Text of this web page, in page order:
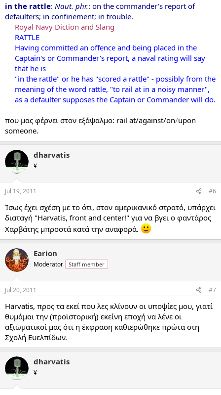
in the rattle: Naut. phr.: on the commander's report of
defaulters; in confinement; in trouble.
Royal Navy Diction and Slang
RATTLE
Having committed an offence and being placed in the
Captain's or Commander's report, a naval rating will say
that he is
"in the rattle" or he has "scored a rattle" - possibly from the
meaning of the word rattle, "to rail at in a noisy manner",
as a defaulter supposes the Captain or Commander will do.
που μας φέρνει στον εξάψαλμο: rail at/against/on/upon
someone.
dharvatis
¥
Jul 19, 2011 #6
Ίσως έχει σχέση με το ότι, στον αμερικανικό στρατό, υπάρχει
διαταγή "Harvatis, front and center!" για να βγει ο φαντάρος
Χαρβάτης μπροστά κατά την αναφορά.
Earion
Moderator Staff member
Jul 20, 2011 #7
Harvatis, προς τα εκεί που λες κλίνουν οι υποψίες μου, γιατί
θυμάμαι την (προϊστορική) εκείνη εποχή να λένε οι
αξιωματικοί μας ότι η έκφραση καθιερώθηκε πρώτα στη
Σχολή Ευελπίδων.
dharvatis
¥